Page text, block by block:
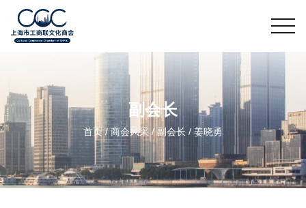
副会长
首页/商会风采 / 副会长 / 姜晓勇